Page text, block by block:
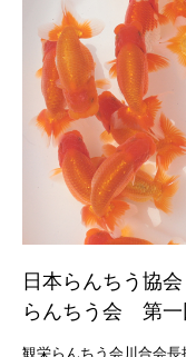
日本らんちう
らんちう会 第
観栄らんちう会川合会